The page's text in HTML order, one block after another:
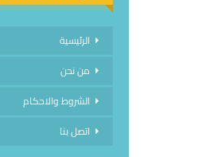
الرئيسية
من نحن
الشروط والاحكام
اتصل بنا